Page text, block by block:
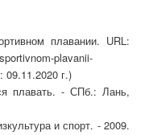
плавании. URL:
plavanii-
09.11.2020 г.)
плавать. - СПб.: Лань,
и спорт. - 2009.